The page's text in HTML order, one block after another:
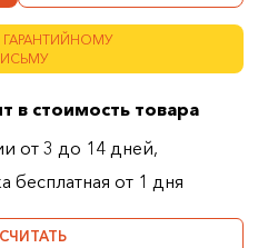
ГАРАНТИЙНОМУ
в стоимость товара
от 3 до 14 дней,
бесплатная от 1 дня